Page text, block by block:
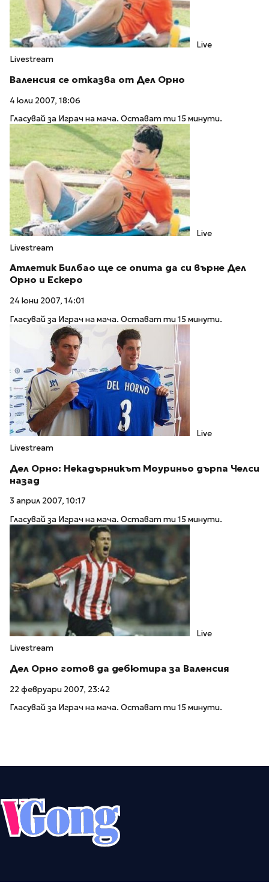
Live
Livestream
Валенсия се отказва от Дел Орно
4 юли 2007, 18:06
Гласувай за Играч на мача. Остават ти 15 минути.
Live
Livestream
Атлетик Билбао ще се опита да си върне Дел
Орно и Ескеро
24 юни 2007, 14:01
Гласувай за Играч на мача. Остават ти 15 минути.
Live
Livestream
Дел Орно: Некадърникът Моуриньо дърпа Челси
назад
3 април 2007, 10:17
Гласувай за Играч на мача. Остават ти 15 минути.
Live
Livestream
Дел Орно готов да дебютира за Валенсия
22 февруари 2007, 23:42
Гласувай за Играч на мача. Остават ти 15 минути.